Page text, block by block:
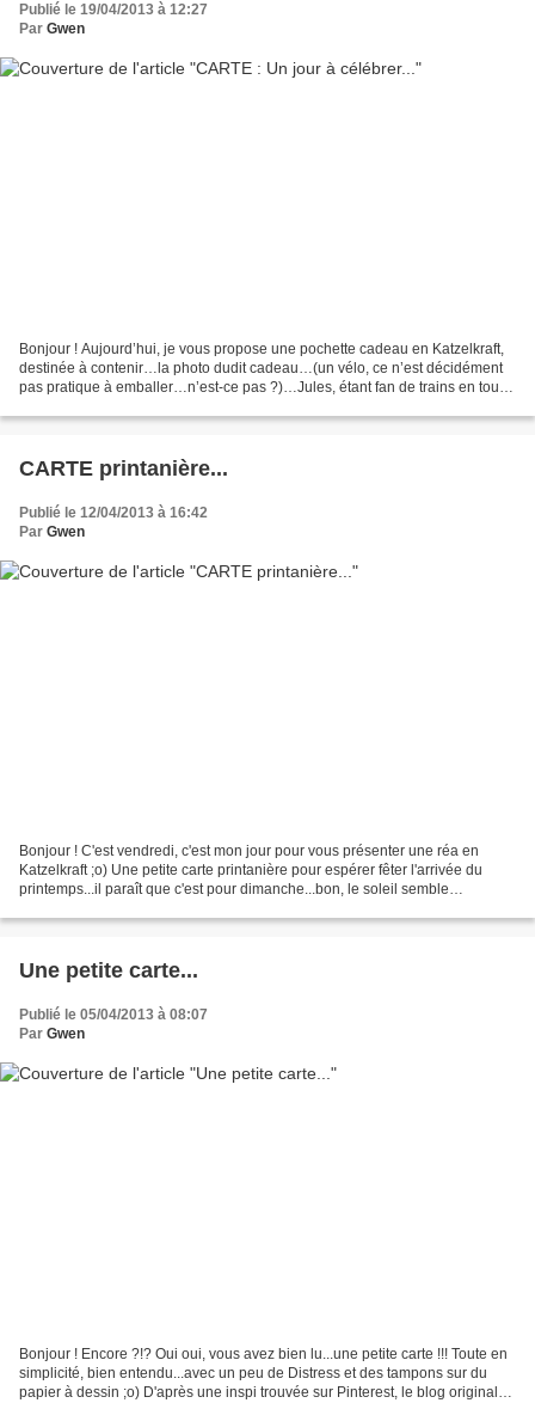
Publié le 19/04/2013 à 12:27
Par Gwen
Bonjour ! Aujourd’hui, je vous propose une pochette cadeau en Katzelkraft,
destinée à contenir…la photo dudit cadeau…(un vélo, ce n’est décidément
pas pratique à emballer…n’est-ce pas ?)…Jules, étant fan de trains en tous
CARTE printanière...
Publié le 12/04/2013 à 16:42
Par Gwen
Bonjour ! C'est vendredi, c'est mon jour pour vous présenter une réa en
Katzelkraft ;o) Une petite carte printanière pour espérer fêter l'arrivée du
printemps...il paraît que c'est pour dimanche...bon, le soleil semble
Une petite carte...
Publié le 05/04/2013 à 08:07
Par Gwen
Bonjour ! Encore ?!? Oui oui, vous avez bien lu...une petite carte !!! Toute en
simplicité, bien entendu...avec un peu de Distress et des tampons sur du
papier à dessin ;o) D'après une inspi trouvée sur Pinterest, le blog original